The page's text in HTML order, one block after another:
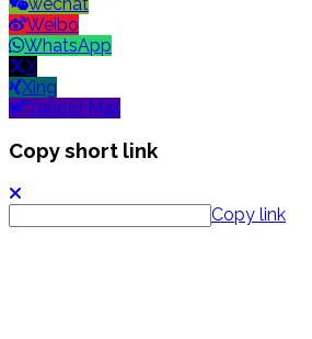
Weibo
WhatsApp
X
Xing
Yahoo! Mail
Copy short link
Copy link